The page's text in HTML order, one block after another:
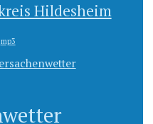
Hildesheim
mp3